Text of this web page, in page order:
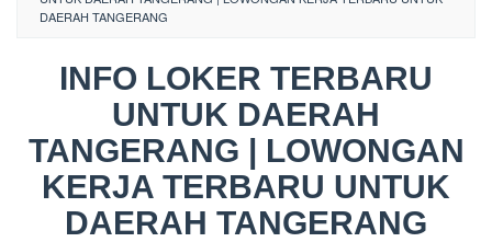
DAERAH TANGERANG
INFO LOKER TERBARU
UNTUK DAERAH
TANGERANG | LOWONGAN
KERJA TERBARU UNTUK
DAERAH TANGERANG